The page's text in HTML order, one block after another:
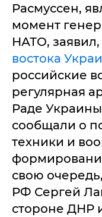
Расмуссен,
момент
НАТО, заявил,
востока
российские
регулярная
Раде
сообщали о
техники и
свою
РФ Сергей
стороне ДНР